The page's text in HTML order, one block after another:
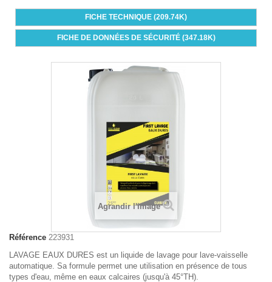
FICHE TECHNIQUE (209.74K)
FICHE DE DONNÉES DE SÉCURITÉ (347.18K)
Agrandir l'image
Référence 223931
LAVAGE EAUX DURES est un liquide de lavage pour lave-vaisselle
automatique . Sa formule permet une utilisation en présence de tous
types d'eau, même en eaux calcaires (jusqu'à 45°TH).